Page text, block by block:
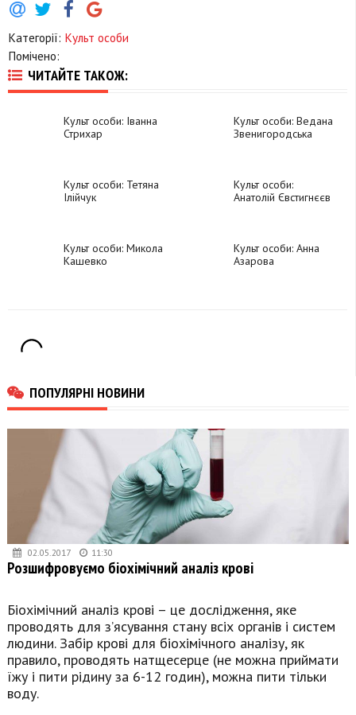
Категорії: Культ особи
Помічено:
ЧИТАЙТЕ ТАКОЖ:
Культ особи: Іванна
Стрихар
Культ особи: Ведана
Звенигородська
Культ особи: Тетяна
Ілійчук
Культ особи:
Анатолій Євстигнєєв
Культ особи: Микола
Кашевко
Культ особи: Анна
Азарова
ПОПУЛЯРНІ НОВИНИ
02.05.2017 11:30
Розшифровуємо біохімічний аналіз крові
Біохімічний аналіз крові – це дослідження, яке
проводять для з’ясування стану всіх органів і систем
людини. Забір крові для біохімічного аналізу, як
правило, проводять натщесерце (не можна приймати
їжу і пити рідину за 6-12 годин), можна пити тільки
воду.